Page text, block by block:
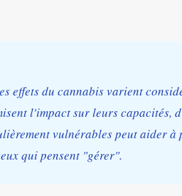
effets du cannabis varient
l'impact sur leurs capacités,
vulnérables peut aider
qui pensent "gérer".